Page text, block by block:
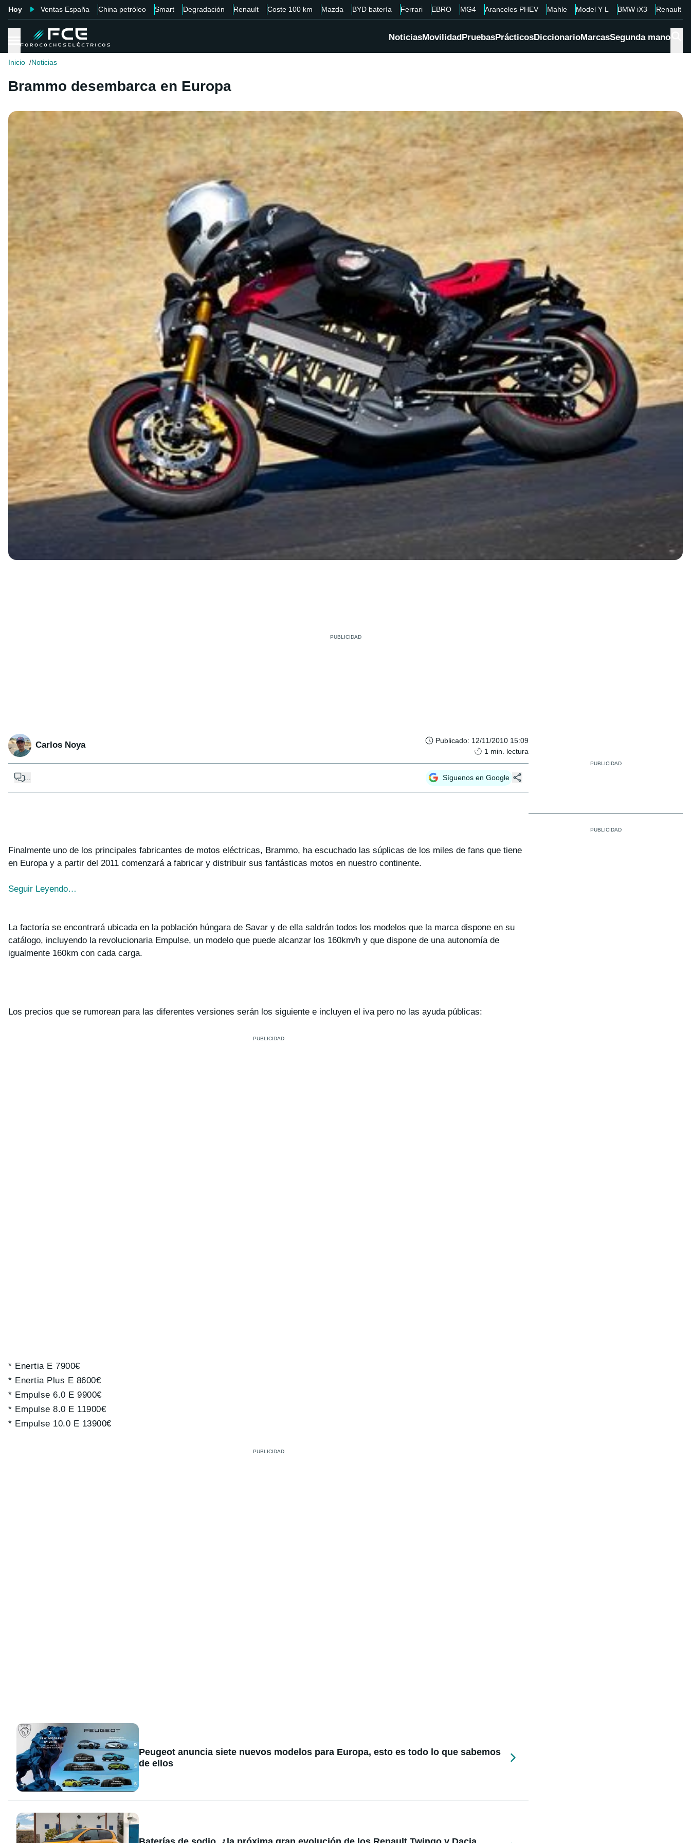
Hoy Ventas España China petróleo Smart Degradación Renault Coste 100 km Mazda BYD batería Ferrari EBRO MG4 Aranceles PHEV Mahle Model Y L BMW iX3 Renault
NoticiasMovilidadPruebasPrácticosDiccionarioMarcasSegunda mano
Inicio Noticias
Brammo desembarca en Europa
Carlos Noya Publicado: 12/11/2010 15:09
1 min. lectura
Síguenos en Google
Finalmente uno de los principales fabricantes de motos eléctricas, Brammo, ha escuchado las súplicas de los miles de fans que tiene
en Europa y a partir del 2011 comenzará a fabricar y distribuir sus fantásticas motos en nuestro continente.
Seguir Leyendo…
La factoría se encontrará ubicada en la población húngara de Savar y de ella saldrán todos los modelos que la marca dispone en su
catálogo, incluyendo la revolucionaria Empulse, un modelo que puede alcanzar los 160km/h y que dispone de una autonomía de
igualmente 160km con cada carga.
Los precios que se rumorean para las diferentes versiones serán los siguiente e incluyen el iva pero no las ayuda públicas:
* Enertia E 7900€
* Enertia Plus E 8600€
* Empulse 6.0 E 9900€
* Empulse 8.0 E 11900€
* Empulse 10.0 E 13900€
Peugeot anuncia siete nuevos modelos para Europa, esto es todo lo que sabemos
de ellos